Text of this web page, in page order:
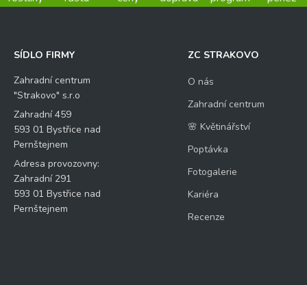
SÍDLO FIRMY
Zahradní centrum
"Strakovo" s.r.o
Zahradní 459
593 01 Bystřice nad
Pernštejnem
Adresa provozovny:
Zahradní 291
593 01 Bystřice nad
Pernštejnem
ZC STRAKOVO
O nás
Zahradní centrum
🌸 Květinářství
Poptávka
Fotogalerie
Kariéra
Recenze